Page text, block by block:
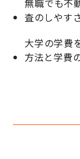
無職でも不
査のしやす
大学の学費
方法と学費